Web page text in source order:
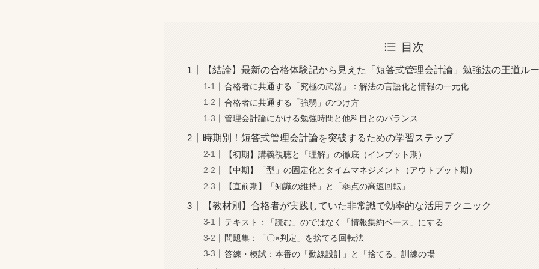
目次
【結論】最新の合格体験記から見えた「短答式管理会計論」勉強法の王道ル
合格者に共通する「究極の武器」：解法の言語化と情報の一元化
合格者に共通する「強弱」のつけ方
管理会計論にかける勉強時間と他科目とのバランス
時期別！短答式管理会計論を突破するための学習ステップ
【初期】講義視聴と「理解」の徹底（インプット期）
【中期】「型」の固定化とタイムマネジメント（アウトプット期）
【直前期】「知識の維持」と「弱点の高速回転」
【教材別】合格者が実践していた非常識で効率的な活用テクニック
テキスト：「読む」のではなく「情報集約ベース」にする
問題集：「〇×判定」を捨てる回転法
答練・模試：本番の「動線設計」と「捨てる」訓練の場